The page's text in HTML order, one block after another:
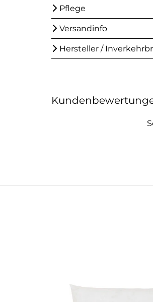
Pflege
Versandinfo
Hersteller /